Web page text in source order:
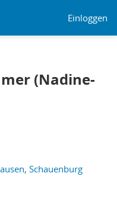
Einloggen
(Nadine-
Schauenburg